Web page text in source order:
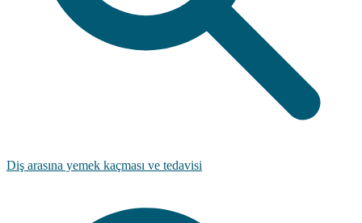
Diş arasına yemek kaçması ve tedavisi